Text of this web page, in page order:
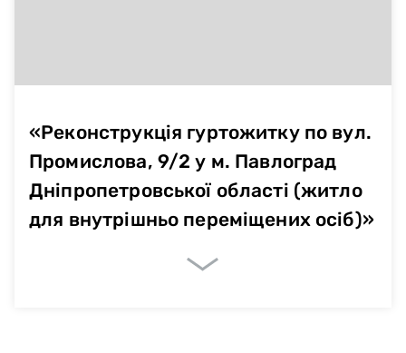
«Реконструкція гуртожитку по вул.
Промислова, 9/2 у м. Павлоград
Дніпропетровської області (житло
для внутрішньо переміщених осіб)»